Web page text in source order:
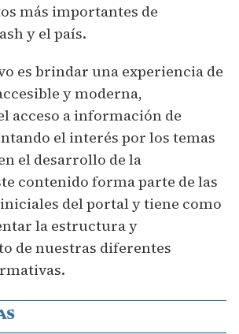
más importantes de
y el país.
es brindar una experiencia de
y moderna,
acceso a información de
el interés por los temas
el desarrollo de la
contenido forma parte de las
del portal y tiene como
la estructura y
de nuestras diferentes